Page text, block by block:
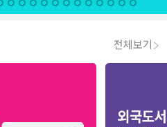
전체보기